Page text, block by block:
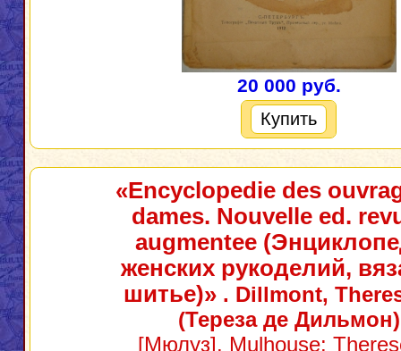
20 000 руб.
Купить
«Encyclopedie des
dames. Nouvelle ed.
augmentee
женских рукоделий,
шитье)» . Dillmont,
(Тереза де Дильмон)
[Мюлуз]. Mulhouse: